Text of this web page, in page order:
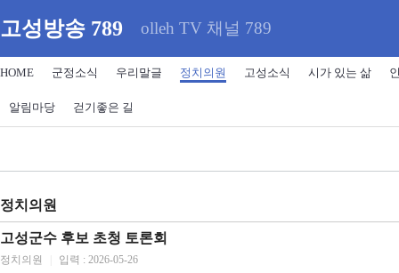
고성방송 789 olleh TV 채널 789
HOME 군정소식 우리말글 정치의원 고성소식 시가 있는 삶
알림마당 걷기좋은 길
정치의원
고성군수 후보 초청 토론회
정치의원 입력 : 2026-05-26